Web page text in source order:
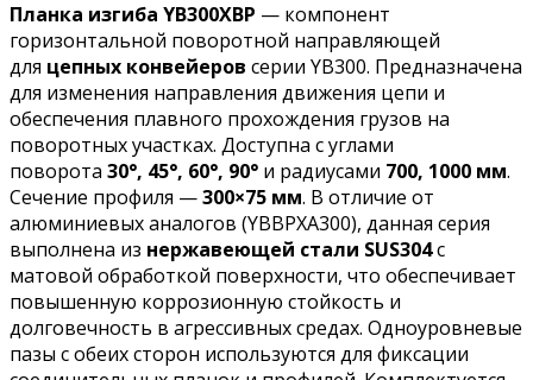
Планка изгиба YB300XBP — компонент
горизонтальной поворотной направляющей
для цепных конвейеров серии YB300. Предназначена
для изменения направления движения цепи и
обеспечения плавного прохождения грузов на
поворотных участках. Доступна с углами
поворота 30°, 45°, 60°, 90° и радиусами 700, 1000 мм.
Сечение профиля —300×75 мм. В отличие от
алюминиевых аналогов (YBBPXA300), данная серия
выполнена из нержавеющей стали SUS304с
матовой обработкой поверхности, что обеспечивает
повышенную коррозионную стойкость и
долговечность в агрессивных средах. Одноуровневые
пазы с обеих сторон используются для фиксации